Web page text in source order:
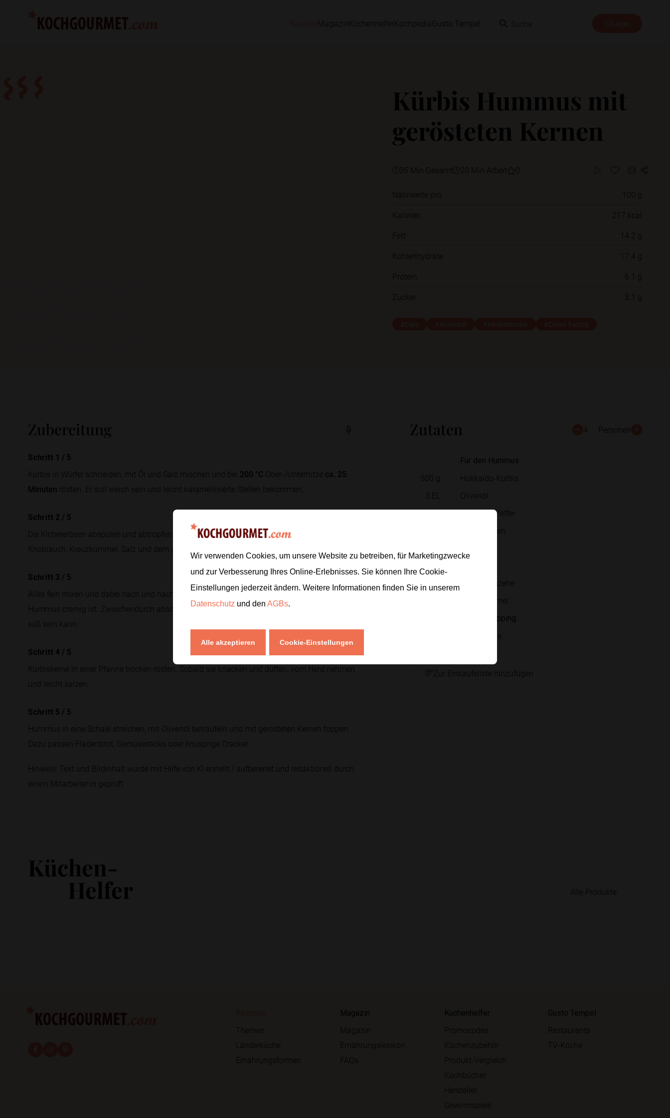
Magazin Küchenhelfer Kochpedia Gusto Tempel
Kürbis Hummus mit
gerösteten Kernen
35 Min Gesamt 20 Min Arbeit 0
Nährwerte pro
100 g
Kalorien
217 kcal
Fett
14.2 g
Kohlenhydrate
17.4 g
Protein
6.1 g
Zucker
3.1 g
Zutaten 4 Personen
Für den Hummus
500 g
Hokkaido-Kürbis
3 EL
Olivenöl
Salz und Pfeffer
Kichererbsen
Knoblauchzehe
Kreuzkümmel
Für das Topping:
Kürbiskerne
Zur Einkaufsliste hinzufügen
Zubereitung
Schritt 1 / 5
Kürbis in Würfel schneiden, mit Öl und Salz mischen und bei 200 °C Ober-/Unterhitze ca. 25
Minuten rösten. Er soll weich sein und leicht karamellisierte Stellen bekommen.
Schritt 2 / 5
Die Kichererbsen abspülen und abtropfen lassen. Gemeinsam mit Tahini, Zitronensaft,
Knoblauch, Kreuzkümmel, Salz und dem gerösteten Kürbis in einen Mixer geben.
Schritt 3 / 5
Alles fein mixen und dabei nach und nach etwas Wasser oder Olivenöl zugeben, bis der
Hummus cremig ist. Zwischendurch abschmecken, weil Kürbis je nach Sorte unterschiedlich
süß sein kann.
Schritt 4 / 5
Kürbiskerne in einer Pfanne trocken rösten. Sobald sie knacken und duften, vom Herd nehmen
und leicht salzen.
Schritt 5 / 5
Hummus in eine Schale streichen, mit Olivenöl beträufeln und mit gerösteten Kernen toppen.
Dazu passen Fladenbrot, Gemüsesticks oder knusprige Cracker.
Hinweis: Text und Bildinhalt wurde mit Hilfe von KI erstellt / aufbereitet und redaktionell durch
eine:n Mitarbeiter:in geprüft.
Küchen-
Helfer Alle Produkte
Themen
Länderküche
Ernährungsformen
Magazin
Magazin
Ernährungslexikon
FAQs
Küchenhelfer
Promocodes
Küchenzubehör
Produkt-Vergleich
Kochbücher
Hersteller
Gewinnspiele
Gusto Tempel
Restaurants
TV-Köche
Wir verwenden Cookies, um unsere Website zu betreiben, für Marketingzwecke
und zur Verbesserung Ihres Online-Erlebnisses. Sie können Ihre Cookie-
Einstellungen jederzeit ändern. Weitere Informationen finden Sie in unserem
Datenschutz und den AGBs.
Alle akzeptieren Cookie-Einstellungen